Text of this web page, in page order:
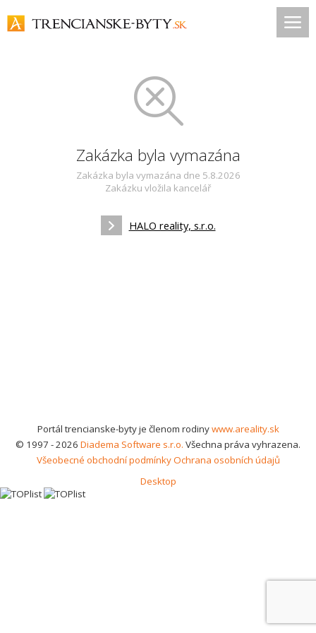
Zakázka byla vymazána
Zakázka byla vymazána dne 5.8.2026
Zakázku vložila kancelář
HALO reality, s.r.o.
Portál trencianske-byty je členom rodinywww.areality.sk
© 1997 - 2026 Diadema Software s.r.o. Všechna práva vyhrazena.
Všeobecné obchodní podmínkyOchrana osobních údajů
Desktop